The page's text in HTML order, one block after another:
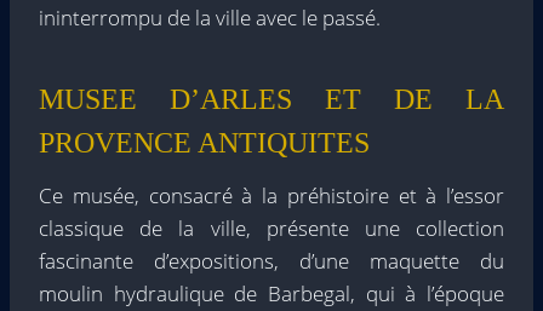
ininterrompu de la ville avec le passé.
MUSEE D’ARLES ET DE LA
PROVENCE ANTIQUITES
Ce musée, consacré à la préhistoire et à l’essor
classique de la ville, présente une collection
fascinante d’expositions, d’une maquette du
moulin hydraulique de Barbegal, qui à l’époque